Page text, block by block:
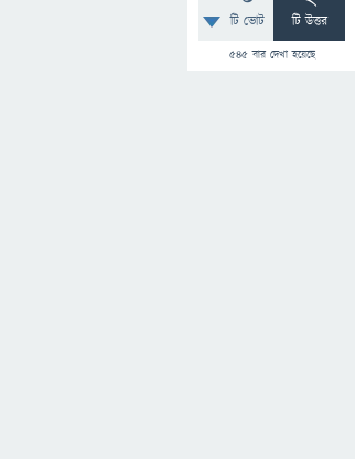
টি ভোট টি উত্তর
545বার দেখা হয়েছে